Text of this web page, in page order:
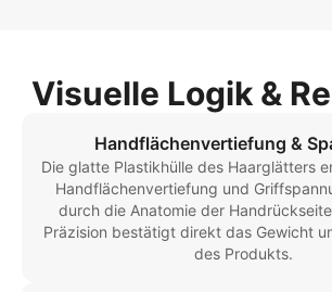
Visuelle Logik &
Handflächenvertiefung &
Die glatte Plastikhülle des Haarglätters
Handflächenvertiefung und
durch die Anatomie der
Präzision bestätigt direkt das Gewicht
des Produkts.